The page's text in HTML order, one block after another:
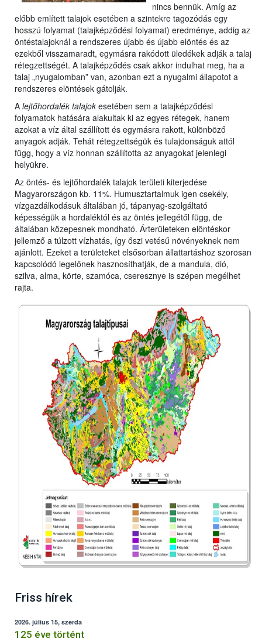
nincs bennük. Amíg az
előbb említett talajok esetében a szintekre tagozódás egy
hosszú folyamat (talajképződési folyamat) eredménye, addig az
öntéstalajoknál a rendszeres újabb és újabb elöntés és az
ezekből visszamaradt, egymásra rakódott üledékek adják a talaj
rétegzettségét. A talajképződés csak akkor indulhat meg, ha a
talaj „nyugalomban” van, azonban ezt a nyugalmi állapotot a
rendszeres elöntések gátolják.
A lejtőhordalék talajok esetében sem a talajképződési
folyamatok hatására alakultak ki az egyes rétegek, hanem
azokat a víz által szállított és egymásra rakott, különböző
anyagok adják. Tehát rétegzettségük és tulajdonságuk attól
függ, hogy a víz honnan szállította az anyagokat jelenlegi
helyükre.
Az öntés- és lejtőhordalék talajok területi kiterjedése
Magyarországon kb. 11%. Humusztartalmuk igen csekély,
vízgazdálkodásuk általában jó, tápanyag-szolgáltató
képességük a hordaléktól és az öntés jellegétől függ, de
általában közepesnek mondható. Árterületeken elöntéskor
jellemző a túlzott vízhatás, így őszi vetésű növényeknek nem
ajánlott. Ezeket a területeket elsősorban állattartáshoz szorosan
kapcsolódó legelőnek hasznosíthatják, de a mandula, dió,
szilva, alma, körte, szamóca, cseresznye is szépen megélhet
rajta.
Friss hírek
2026. július 15, szerda
125 éve történt